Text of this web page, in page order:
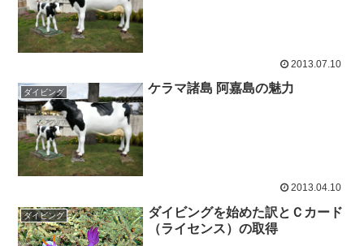
2013.07.10
ダイビング ケラマ諸島 阿嘉島の魅力
2013.04.10
ダイビング
ダイビングを始めた訳とＣカード
（ライセンス）の取得